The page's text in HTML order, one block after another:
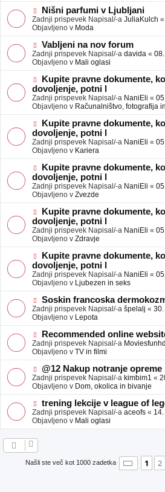
eo
b
j
a
v
e
N
o
v
e
o
b
j
a
v
e
Nišni parfumi v Ljubljani
Zadnji prispevek Napisal/-a JuliaKulch «
Objavljeno v Moda
N
o
v
e
o
b
j
a
v
e
Vabljeni na nov forum
Zadnji prispevek Napisal/-a davida «
Objavljeno v Mali oglasi
N
o
v
e
o
b
a
v
e
Kupite pravne dokumente,
dovoljenje, potni l
Zadnji prispevek Napisal/-a NaniEli «
Objavljeno v Računalništvo, fotografija
N
o
v
e
o
b
a
v
e
Kupite pravne dokumente,
dovoljenje, potni l
Zadnji prispevek Napisal/-a NaniEli «
Objavljeno v Kariera
N
o
v
e
o
b
a
v
e
Kupite pravne dokumente,
dovoljenje, potni l
Zadnji prispevek Napisal/-a NaniEli «
Objavljeno v Zvezde
N
o
v
e
o
b
a
v
e
Kupite pravne dokumente,
dovoljenje, potni l
Zadnji prispevek Napisal/-a NaniEli «
Objavljeno v Zdravje
N
o
v
e
o
b
j
a
v
e
Kupite pravne dokumente,
dovoljenje, potni l
Zadnji prispevek Napisal/-a NaniEli «
Objavljeno v Ljubezen in seks
N
o
v
e
o
b
j
a
v
e
Soskin francoska
Zadnji prispevek Napisal/-a špelalj «
Objavljeno v Lepota
N
o
v
e
o
b
j
a
v
e
Recommended online
Zadnji prispevek Napisal/-a
Objavljeno v TV in filmi
N
o
v
e
o
b
j
a
@12 Nakup notranje opreme
Zadnji prispevek Napisal/-a kimbim1 «
Objavljeno v Dom, okolica in bivanje
N
o
v
e
a
trening lekcije v league of
Zadnji prispevek Napisal/-a aceofs «
Objavljeno v Mali oglasi
Našli ste več kot 1000 zadetka Stran 1
1 2